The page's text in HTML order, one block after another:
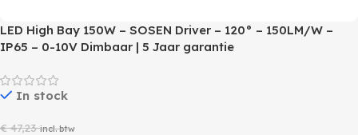
LED High Bay 150W – SOSEN Driver – 120° – 150LM/W –
IP65 – 0-10V Dimbaar | 5 Jaar garantie
In stock
€47,23 incl. btw